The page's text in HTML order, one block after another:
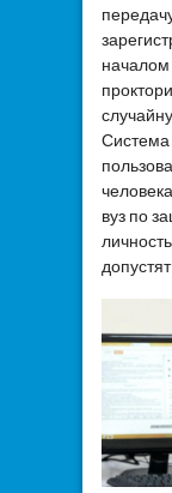
началом
Система
вуз по